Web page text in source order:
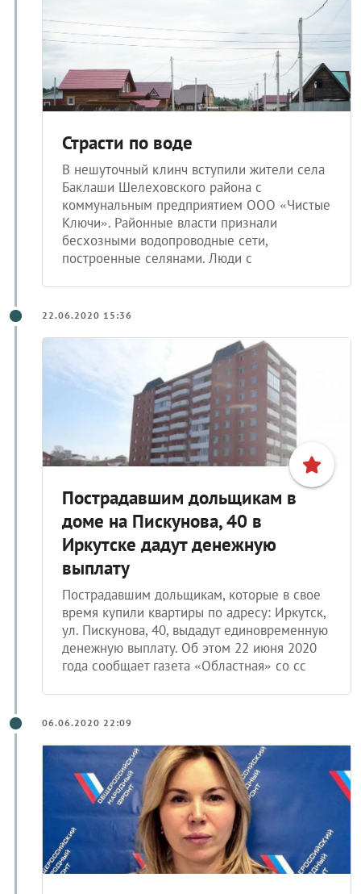
В нешуточный клинч вступили жители села
Баклаши Шелеховского района с
коммунальным предприятием ООО «Чистые
Ключи». Районные власти признали
бесхозными водопроводные сети,
построенные селянами. Люди с
Пострадавшим дольщикам в
доме на Пискунова, 40 в
Иркутске дадут денежную
выплату
Пострадавшим дольщикам, которые в свое
время купили квартиры по адресу: Иркутск,
ул. Пискунова, 40, выдадут единовременную
денежную выплату. Об этом 22 июня 2020
года сообщает газета «Областная» со сс